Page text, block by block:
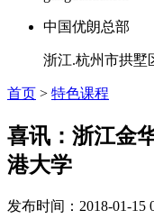
中国优朗总部
浙江.杭州市拱墅
首页 > 特色课程
喜讯：浙江金
港大学
发布时间：2018-01-15